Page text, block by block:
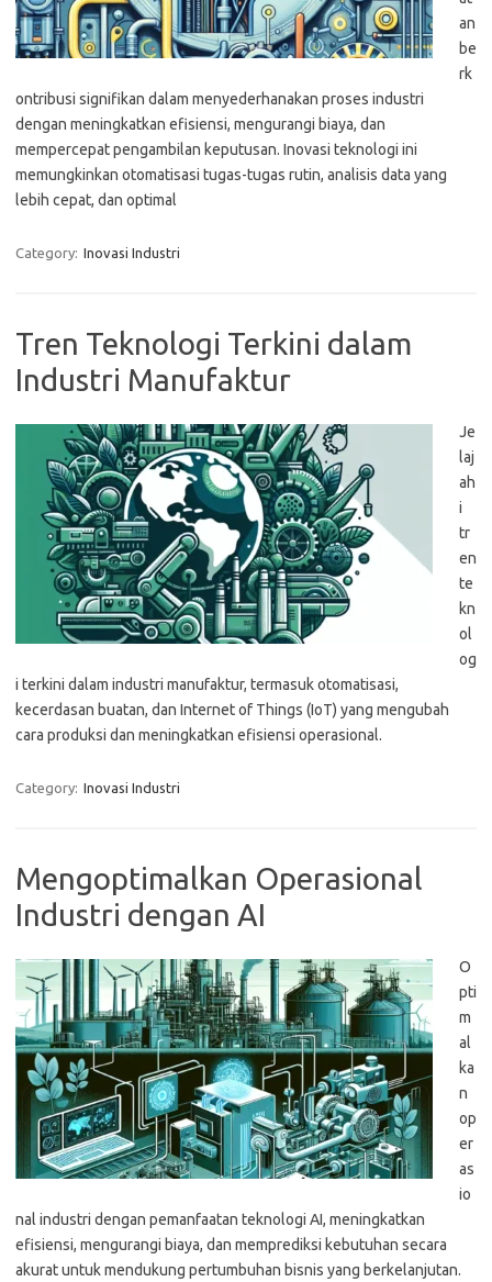
an
be
rk
ontribusi signifikan dalam menyederhanakan proses industri
dengan meningkatkan efisiensi, mengurangi biaya, dan
mempercepat pengambilan keputusan. Inovasi teknologi ini
memungkinkan otomatisasi tugas-tugas rutin, analisis data yang
lebih cepat, dan optimal
Category: Inovasi Industri
Tren Teknologi Terkini dalam
Industri Manufaktur
Je
laj
ah
i
tr
en
te
kn
ol
og
i terkini dalam industri manufaktur, termasuk otomatisasi,
kecerdasan buatan, dan Internet of Things (IoT) yang mengubah
cara produksi dan meningkatkan efisiensi operasional.
Category: Inovasi Industri
Mengoptimalkan Operasional
Industri dengan AI
O
pti
m
al
ka
n
op
er
as
io
nal industri dengan pemanfaatan teknologi AI, meningkatkan
efisiensi, mengurangi biaya, dan memprediksi kebutuhan secara
akurat untuk mendukung pertumbuhan bisnis yang berkelanjutan.